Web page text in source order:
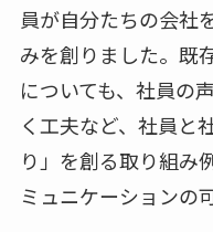
員が自分たちの会社
みを創りました。既
についても、社員の
く工夫など、社員と
り」を創る取り組み
ミュニケーションの